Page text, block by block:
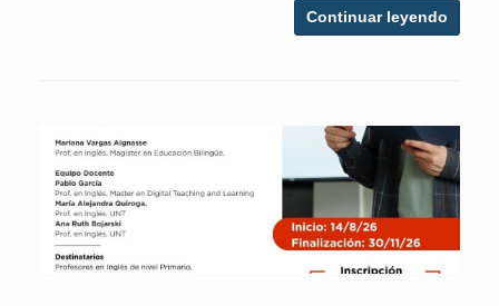
Continuar leyendo